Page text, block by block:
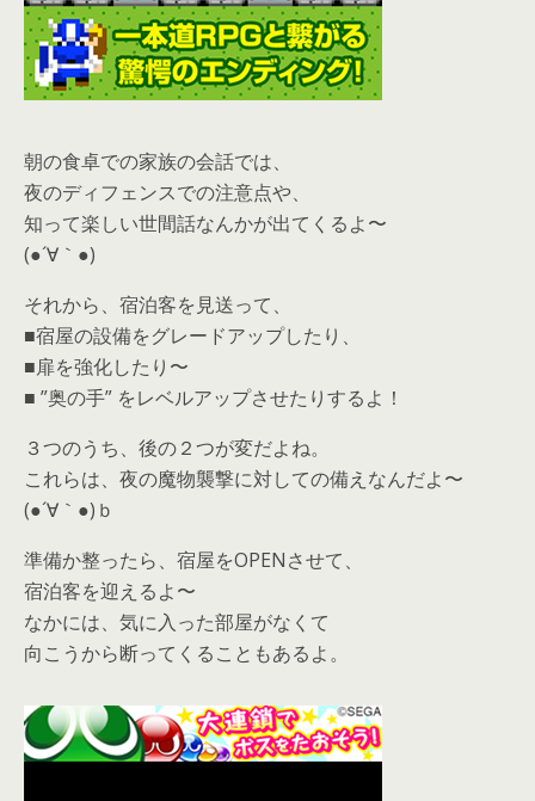
朝の食卓での家族の会話では、
夜のディフェンスでの注意点や、
知って楽しい世間話なんかが出てくるよ〜
(●´∀｀●)
それから、宿泊客を見送って、
■宿屋の設備をグレードアップしたり、
■扉を強化したり〜
■ ”奥の手” をレベルアップさせたりするよ！
３つのうち、後の２つが変だよね。
これらは、夜の魔物襲撃に対しての備えなんだよ〜
(●´∀｀●)ｂ
準備か整ったら、宿屋をOPENさせて、
宿泊客を迎えるよ〜
なかには、気に入った部屋がなくて
向こうから断ってくることもあるよ。